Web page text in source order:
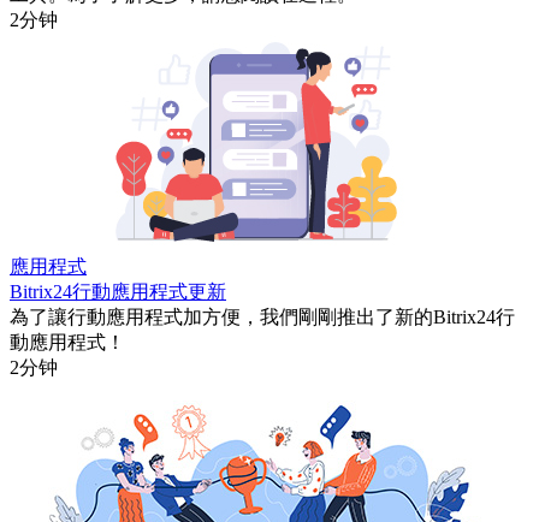
2分钟
應用程式
Bitrix24行動應用程式更新
為了讓行動應用程式加方便，我們剛剛推出了新的Bitrix24行
動應用程式！
2分钟